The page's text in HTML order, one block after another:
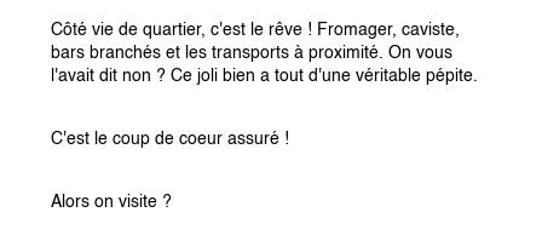
Côté vie de quartier, c'est le rêve ! Fromager, caviste,
bars branchés et les transports à proximité. On vous
l'avait dit non ? Ce joli bien a tout d'une véritable pépite.
C'est le coup de coeur assuré !
Alors on visite ?